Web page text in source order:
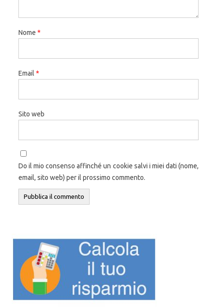
Nome *
Email *
Sito web
Do il mio consenso affinché un cookie salvi i miei dati (nome,
email, sito web) per il prossimo commento.